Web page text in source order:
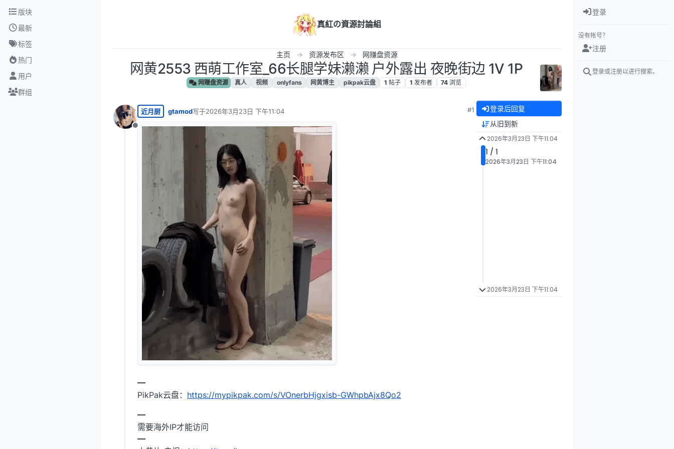
跳转至内容
版块
最新
标签
热门
用户
群组
真紅の資源討論組
主页 资源发布区 网赚盘资源
网黄2553 西萌工作室_66长腿学妹濑濑 户外露出 夜晚街边 1V 1P
网赚盘资源 真人 视频 onlyfans 网黄博主 pikpak云盘 1 帖子 1 发布者 74 浏览
离线
近月厨 gtamod写于2026年3月23日 下午11:04
最后由 编辑
#1
━
PikPak云盘： https://mypikpak.com/s/VOnerbHjgxisb-GWhpbAjx8Qo2
━
需要海外IP才能访问
━
登录后回复
从旧到新
2026年3月23日 下午11:04
1 / 1
2026年3月23日 下午11:04
2026年3月23日 下午11:04
登录
没有帐号？
注册
登录或注册以进行搜索。